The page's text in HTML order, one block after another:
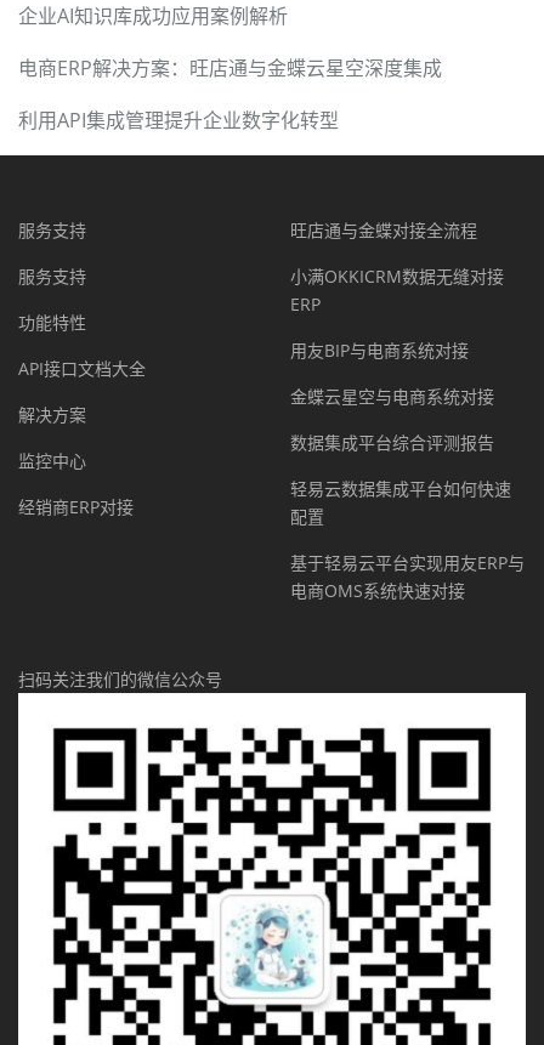
企业AI知识库成功应用案例解析
电商ERP解决方案：旺店通与金蝶云星空深度集成
利用API集成管理提升企业数字化转型
服务支持
服务支持
功能特性
API接口文档大全
解决方案
监控中心
经销商ERP对接
旺店通与金蝶对接全流程
小满OKKICRM数据无缝对接
ERP
用友BIP与电商系统对接
金蝶云星空与电商系统对接
数据集成平台综合评测报告
轻易云数据集成平台如何快速
配置
基于轻易云平台实现用友ERP与
电商OMS系统快速对接
扫码关注我们的微信公众号